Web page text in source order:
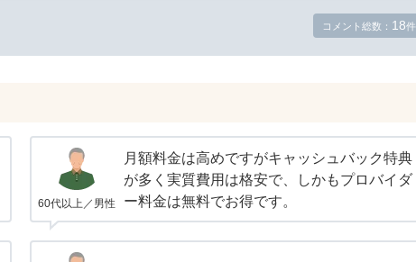
コメント総数： 18件
60代以上／男性
月額料金は高めですがキャッシュバック特典
が多く実質費用は格安で、しかもプロバイダ
ー料金は無料でお得です。